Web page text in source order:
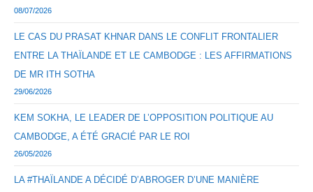
08/07/2026
LE CAS DU PRASAT KHNAR DANS LE CONFLIT FRONTALIER
ENTRE LA THAÏLANDE ET LE CAMBODGE : LES AFFIRMATIONS
DE MR ITH SOTHA
29/06/2026
KEM SOKHA, LE LEADER DE L’OPPOSITION POLITIQUE AU
CAMBODGE, A ÉTÉ GRACIÉ PAR LE ROI
26/05/2026
LA #THAÏLANDE A DÉCIDÉ D’ABROGER D’UNE MANIÈRE